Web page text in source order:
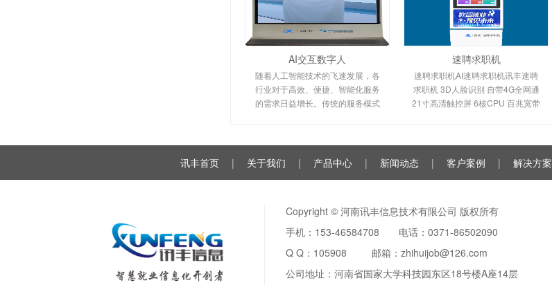
AI交互数字人
随着人工智能技术的飞速发展，各
行业对于高效、便捷、智能化服务
的需求日益增长。传统的服务模式
速聘求职机
速聘求职机AI速聘求职机讯丰速聘
求职机 3D人脸识别 自带4G全网通
21寸高清触控屏 6核CPU 百兆宽带
讯丰首页 | 关于我们 | 产品中心 | 新闻动态 | 客户案例 | 解决方案
Copyright © 河南讯丰信息技术有限公司 版权所有
手机：153-46584708 电话：0371-86502090
Q Q： 105908 邮箱：zhihuijob@126.com
公司地址：河南省国家大学科技园东区18号楼A座14层